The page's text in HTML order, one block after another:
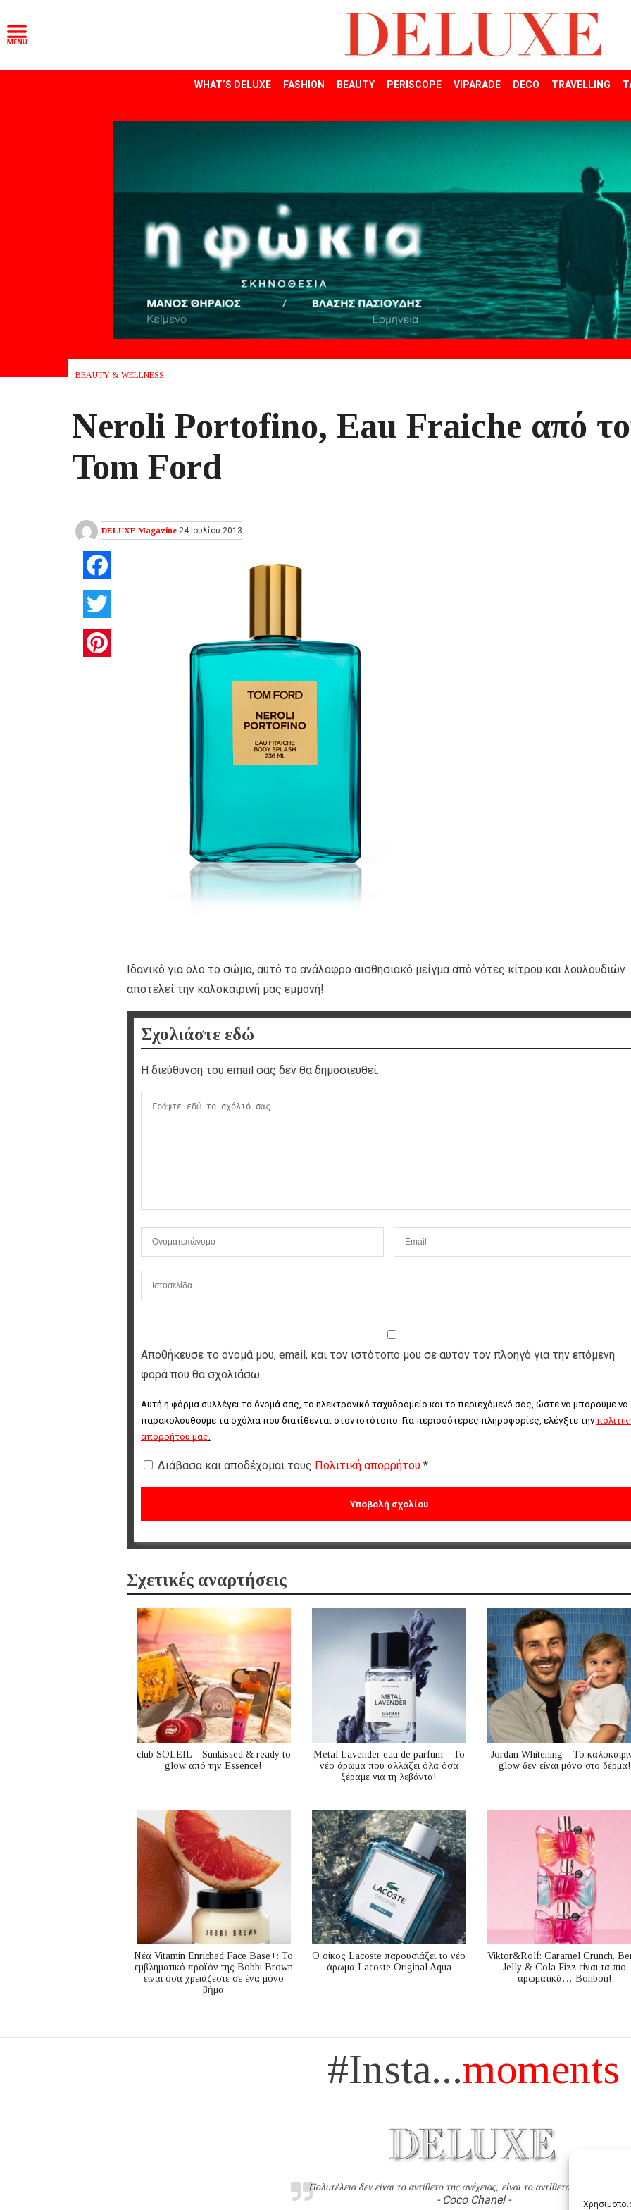
WHAT’S DELUXE FASHION BEAUTY PERISCOPE VIPARADE DECO TRAVELLING
BEAUTY & WELLNESS
Neroli Portofino, Eau Fraiche από
Tom Ford
DELUXE Magazine 24 Ιουλίου 2013
Ιδανικό για όλο το σώμα, αυτό το ανάλαφρο αισθησιακό μείγμα από νότες κίτρου και λουλουδιών
αποτελεί την καλοκαιρινή μας εμμονή!
Σχολιάστε εδώ
Η διεύθυνση του email σας δεν θα δημοσιευθεί.
Αποθήκευσε το όνομά μου, email, και τον ιστότοπο μου σε αυτόν τον πλοηγό για την επόμενη
φορά που θα σχολιάσω.
Αυτή η φόρμα συλλέγει το όνομά σας, το ηλεκτρονικό ταχυδρομείο και το περιεχόμενό σας, ώστε να μπορούμε να
παρακολουθούμε τα σχόλια που διατίθενται στον ιστότοπο. Για περισσότερες πληροφορίες, ελέγξτε την
απορρήτου μας.
Διάβασα και αποδέχομαι τους Πολιτική απορρήτου *
Σχετικές αναρτήσεις
club SOLEIL – Sunkissed & ready to
glow από την Essence!
Metal Lavender eau de parfum – Το
νέο άρωμα που αλλάζει όλα όσα
ξέραμε για τη λεβάντα!
Jordan Whitening – Το
glow δεν είναι μόνο στο δέρμα!
Nέα Vitamin Enriched Face Base+: Το
εμβληματικό προϊόν της Bobbi Brown
είναι όσα χρειάζεστε σε ένα μόνο
βήμα
Ο οίκος Lacoste παρουσιάζει το νέο
άρωμα Lacoste Original Aqua
Viktor&Rolf: Caramel Crunch,
Jelly & Cola Fizz είναι τα πιο
αρωματικά… Bonbon!
#Insta...moments
Πολυτέλεια δεν είναι το αντίθετο της ανέχειας, είναι το αντίθετο της
- Coco Chanel -